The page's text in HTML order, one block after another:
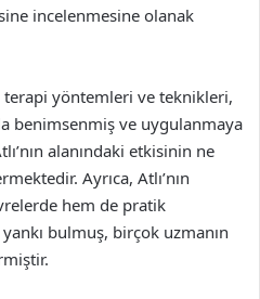
incelenmesine olanak
terapi yöntemleri ve teknikleri,
benimsenmiş ve uygulanmaya
alanındaki etkisinin ne
Ayrıca, Atlı’nın
hem de pratik
bulmuş, birçok uzmanın